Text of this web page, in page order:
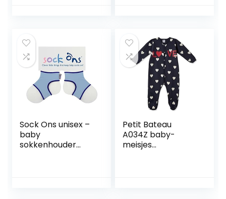
Sock Ons unisex –
baby
sokkenhouder
Petit Bateau
A034Z baby-
meisjes